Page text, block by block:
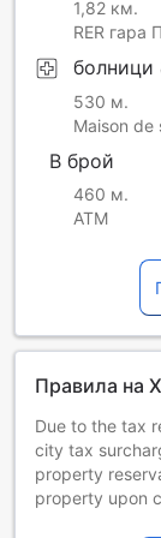
1,82 км.
RER
болници
530 м.
Maison de
В брой
460 м.
ATM
Правила на
Due to the tax
city tax
property
property upon